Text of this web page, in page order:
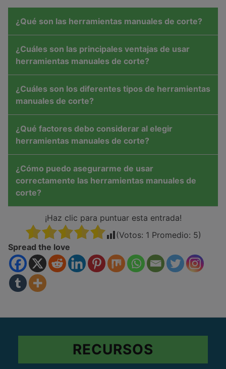
¿Qué son las herramientas manuales de corte?
¿Cuáles son las principales ventajas de usar
herramientas manuales de corte?
¿Cuáles son los diferentes tipos de herramientas
manuales de corte?
¿Qué factores debo considerar al elegir
herramientas manuales de corte?
¿Cómo puedo asegurarme de usar
correctamente las herramientas manuales de
corte?
¡Haz clic para puntuar esta entrada!
(Votos: 1 Promedio: 5)
Spread the love
RECURSOS